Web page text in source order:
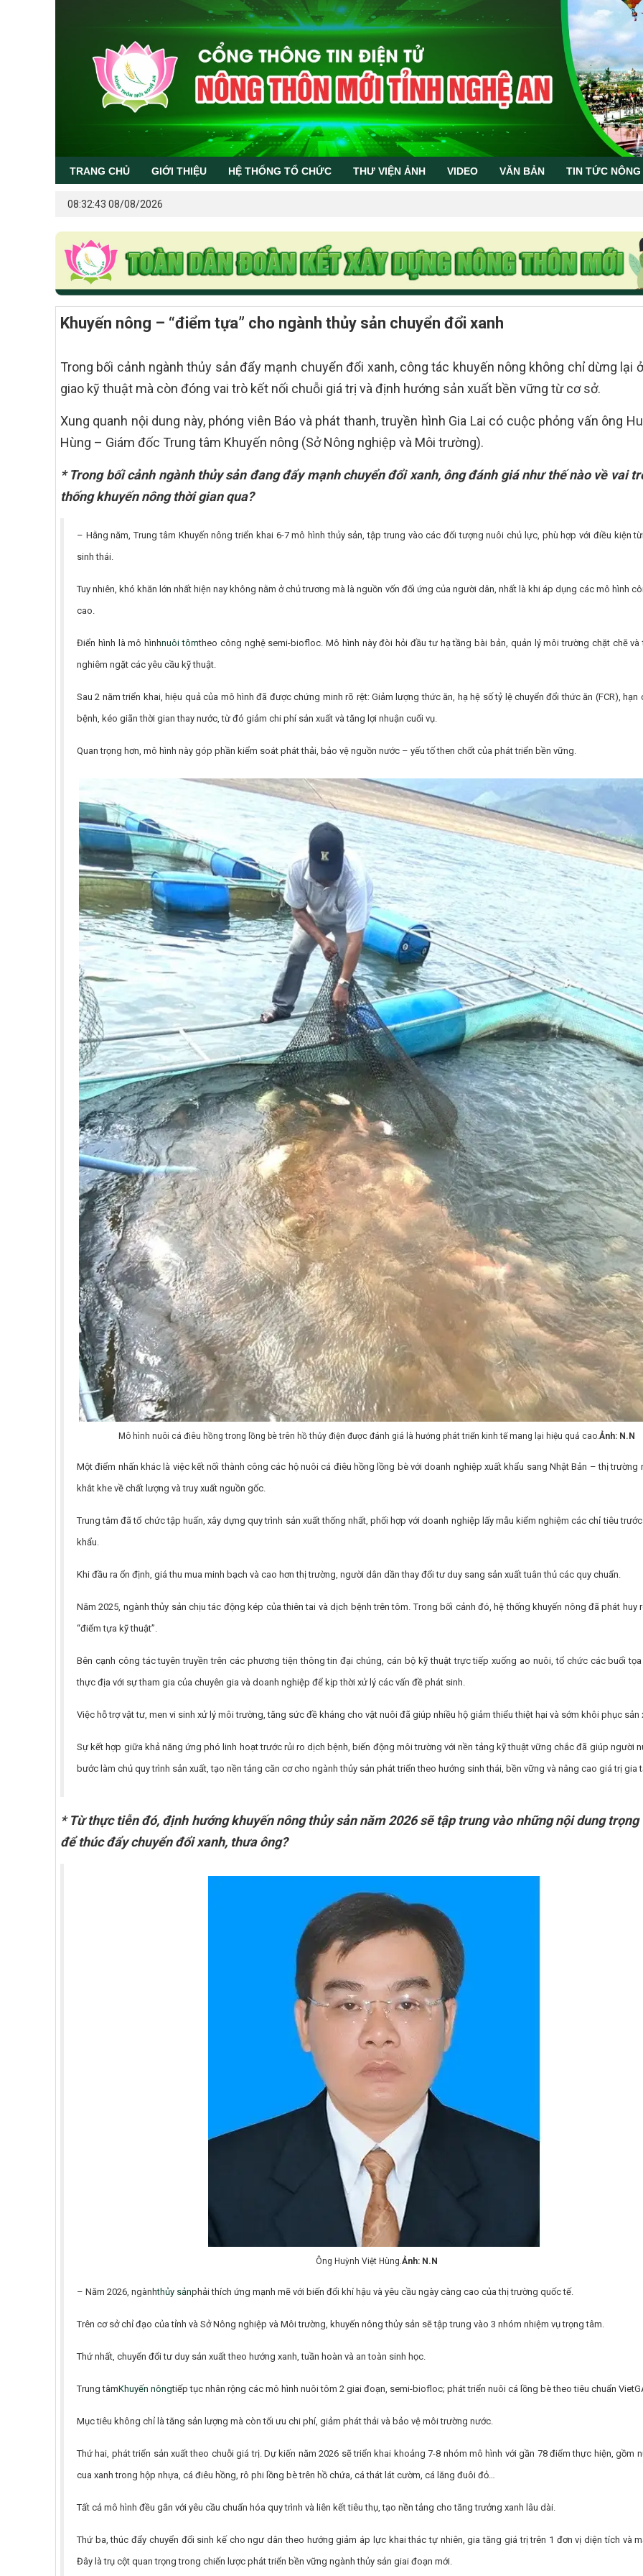
TRANG CHỦ GIỚI THIỆU HỆ THỐNG TỔ CHỨC THƯ VIỆN ẢNH VIDEO VĂN BẢN TIN TỨC
08:32:43 08/08/2026
Khuyến nông – “điểm tựa” cho ngành thủy sản chuyển đổi xanh
Trong bối cảnh ngành thủy sản đẩy mạnh chuyển đổi xanh, công tác khuyến nông không chỉ dừng lại
giao kỹ thuật mà còn đóng vai trò kết nối chuỗi giá trị và định hướng sản xuất bền vững từ cơ sở.
Xung quanh nội dung này, phóng viên Báo và phát thanh, truyền hình Gia Lai có cuộc phỏng vấn ông
Hùng – Giám đốc Trung tâm Khuyến nông (Sở Nông nghiệp và Môi trường).
* Trong bối cảnh ngành thủy sản đang đẩy mạnh chuyển đổi xanh, ông đánh giá như thế nào về vai
thống khuyến nông thời gian qua?
– Hằng năm, Trung tâm Khuyến nông triển khai 6-7 mô hình thủy sản, tập trung vào các đối tượng nuôi chủ lực, phù hợp với điều kiện
sinh thái.
Tuy nhiên, khó khăn lớn nhất hiện nay không nằm ở chủ trương mà là nguồn vốn đối ứng của người dân, nhất là khi áp dụng các mô hình
cao.
Điển hình là mô hìnhnuôi tômtheo công nghệ semi-biofloc. Mô hình này đòi hỏi đầu tư hạ tầng bài bản, quản lý môi trường chặt chẽ và
nghiêm ngặt các yêu cầu kỹ thuật.
Sau 2 năm triển khai, hiệu quả của mô hình đã được chứng minh rõ rệt: Giảm lượng thức ăn, hạ hệ số tỷ lệ chuyển đổi thức ăn (FCR), hạn
bệnh, kéo giãn thời gian thay nước, từ đó giảm chi phí sản xuất và tăng lợi nhuận cuối vụ.
Quan trọng hơn, mô hình này góp phần kiểm soát phát thải, bảo vệ nguồn nước – yếu tố then chốt của phát triển bền vững.
Mô hình nuôi cá điêu hồng trong lồng bè trên hồ thủy điện được đánh giá là hướng phát triển kinh tế mang lại hiệu quả cao.Ảnh: N.N
Một điểm nhấn khác là việc kết nối thành công các hộ nuôi cá điêu hồng lồng bè với doanh nghiệp xuất khẩu sang Nhật Bản – thị trường
khắt khe về chất lượng và truy xuất nguồn gốc.
Trung tâm đã tổ chức tập huấn, xây dựng quy trình sản xuất thống nhất, phối hợp với doanh nghiệp lấy mẫu kiểm nghiệm các chỉ tiêu
khẩu.
Khi đầu ra ổn định, giá thu mua minh bạch và cao hơn thị trường, người dân dần thay đổi tư duy sang sản xuất tuân thủ các quy chuẩn.
Năm 2025, ngành thủy sản chịu tác động kép của thiên tai và dịch bệnh trên tôm. Trong bối cảnh đó, hệ thống khuyến nông đã phát huy
“điểm tựa kỹ thuật”.
Bên cạnh công tác tuyên truyền trên các phương tiện thông tin đại chúng, cán bộ kỹ thuật trực tiếp xuống ao nuôi, tổ chức các buổi
thực địa với sự tham gia của chuyên gia và doanh nghiệp để kịp thời xử lý các vấn đề phát sinh.
Việc hỗ trợ vật tư, men vi sinh xử lý môi trường, tăng sức đề kháng cho vật nuôi đã giúp nhiều hộ giảm thiểu thiệt hại và sớm khôi phục sản
Sự kết hợp giữa khả năng ứng phó linh hoạt trước rủi ro dịch bệnh, biến động môi trường với nền tảng kỹ thuật vững chắc đã giúp người
bước làm chủ quy trình sản xuất, tạo nền tảng căn cơ cho ngành thủy sản phát triển theo hướng sinh thái, bền vững và nâng cao giá trị gia
* Từ thực tiễn đó, định hướng khuyến nông thủy sản năm 2026 sẽ tập trung vào những nội dung trọng
để thúc đẩy chuyển đổi xanh, thưa ông?
Ông Huỳnh Việt Hùng.Ảnh: N.N
– Năm 2026, ngànhthủy sảnphải thích ứng mạnh mẽ với biến đổi khí hậu và yêu cầu ngày càng cao của thị trường quốc tế.
Trên cơ sở chỉ đạo của tỉnh và Sở Nông nghiệp và Môi trường, khuyến nông thủy sản sẽ tập trung vào 3 nhóm nhiệm vụ trọng tâm.
Thứ nhất, chuyển đổi tư duy sản xuất theo hướng xanh, tuần hoàn và an toàn sinh học.
Trung tâmKhuyến nôngtiếp tục nhân rộng các mô hình nuôi tôm 2 giai đoạn, semi-biofloc; phát triển nuôi cá lồng bè theo tiêu chuẩn
Mục tiêu không chỉ là tăng sản lượng mà còn tối ưu chi phí, giảm phát thải và bảo vệ môi trường nước.
Thứ hai, phát triển sản xuất theo chuỗi giá trị. Dự kiến năm 2026 sẽ triển khai khoảng 7-8 nhóm mô hình với gần 78 điểm thực hiện, gồm
cua xanh trong hộp nhựa, cá điêu hồng, rô phi lồng bè trên hồ chứa, cá thát lát cườm, cá lăng đuôi đỏ…
Tất cả mô hình đều gắn với yêu cầu chuẩn hóa quy trình và liên kết tiêu thụ, tạo nền tảng cho tăng trưởng xanh lâu dài.
Thứ ba, thúc đẩy chuyển đổi sinh kế cho ngư dân theo hướng giảm áp lực khai thác tự nhiên, gia tăng giá trị trên 1 đơn vị diện tích và
Đây là trụ cột quan trọng trong chiến lược phát triển bền vững ngành thủy sản giai đoạn mới.